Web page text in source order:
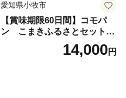
愛知県小牧市
【賞味期限60日間】コモパ
ン こまきふるさとセット
（24個入り）／災害用備蓄
保存食 非常食 防災グッズに
14,000円